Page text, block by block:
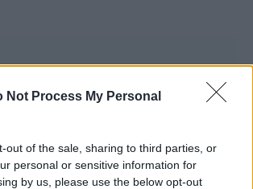
Not Process My Personal
out of the sale, sharing to third parties, or
personal or sensitive information for
by us, please use the below opt-out